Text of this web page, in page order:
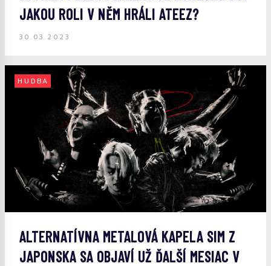
JAKOU ROLI V NĚM HRÁLI ATEEZ?
30.03.2023
HUDBA
ALTERNATÍVNA METALOVÁ KAPELA SIM Z
JAPONSKA SA OBJAVÍ UŽ ĎALŠÍ MESIAC V